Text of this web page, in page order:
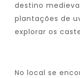
destino
plantações de
explorar os
No local se